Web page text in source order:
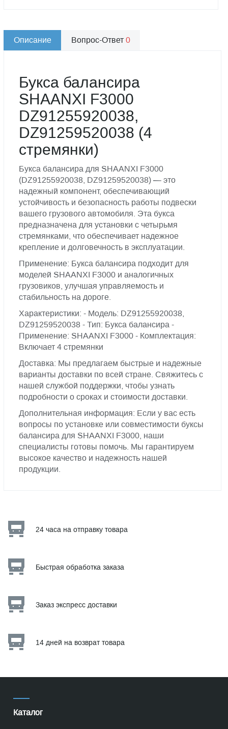
Описание Вопрос-Ответ0
Букса балансира
SHAANXI F3000
DZ91255920038,
DZ91259520038 (4
стремянки)
Букса балансира для SHAANXI F3000
(DZ91255920038, DZ91259520038) — это
надежный компонент, обеспечивающий
устойчивость и безопасность работы подвески
вашего грузового автомобиля. Эта букса
предназначена для установки с четырьмя
стремянками, что обеспечивает надежное
крепление и долговечность в эксплуатации.
Применение: Букса балансира подходит для
моделей SHAANXI F3000 и аналогичных
грузовиков, улучшая управляемость и
стабильность на дороге.
Характеристики: - Модель: DZ91255920038,
DZ91259520038 - Тип: Букса балансира -
Применение: SHAANXI F3000 - Комплектация:
Включает 4 стремянки
Доставка: Мы предлагаем быстрые и надежные
варианты доставки по всей стране. Свяжитесь с
нашей службой поддержки, чтобы узнать
подробности о сроках и стоимости доставки.
Дополнительная информация: Если у вас есть
вопросы по установке или совместимости буксы
балансира для SHAANXI F3000, наши
специалисты готовы помочь. Мы гарантируем
высокое качество и надежность нашей
продукции.
24 часа на отправку товара
Быстрая обработка заказа
Заказ экспресс доставки
14 дней на возврат товара
Каталог